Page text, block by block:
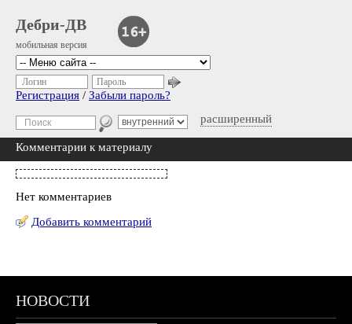
Дебри-ДВ
мобильная версия
расширенный
Логин Пароль
Регистрация / Забыли пароль?
Комментарии к материалу
Нет комментариев
Добавить комментарий
НОВОСТИ